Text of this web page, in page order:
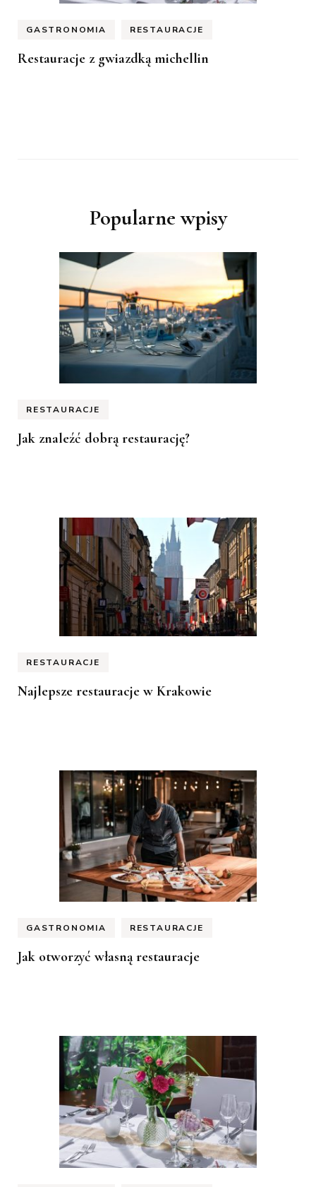
GASTRONOMIA RESTAURACJE
Restauracje z gwiazdką michellin
Popularne wpisy
RESTAURACJE
Jak znaleźć dobrą restaurację?
RESTAURACJE
Najlepsze restauracje w Krakowie
GASTRONOMIA RESTAURACJE
Jak otworzyć własną restauracje